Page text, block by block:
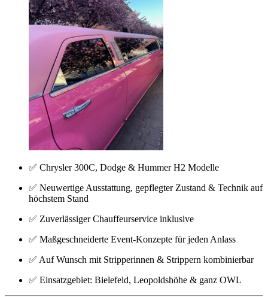
✅ Chrysler 300C, Dodge & Hummer H2 Modelle
✅ Neuwertige Ausstattung, gepflegter Zustand & Technik auf
höchstem Stand
✅ Zuverlässiger Chauffeurservice inklusive
✅ Maßgeschneiderte Event-Konzepte für jeden Anlass
✅ Auf Wunsch mit Stripperinnen & Strippern kombinierbar
✅ Einsatzgebiet: Bielefeld, Leopoldshöhe & ganz OWL